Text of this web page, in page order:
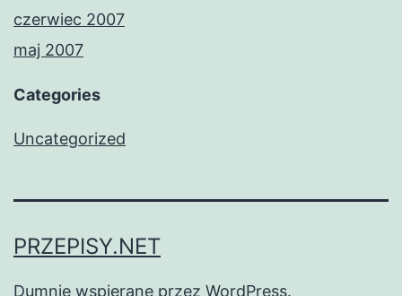
czerwiec 2007
maj 2007
Categories
Uncategorized
PRZEPISY.NET
Dumnie wspierane przez WordPress.